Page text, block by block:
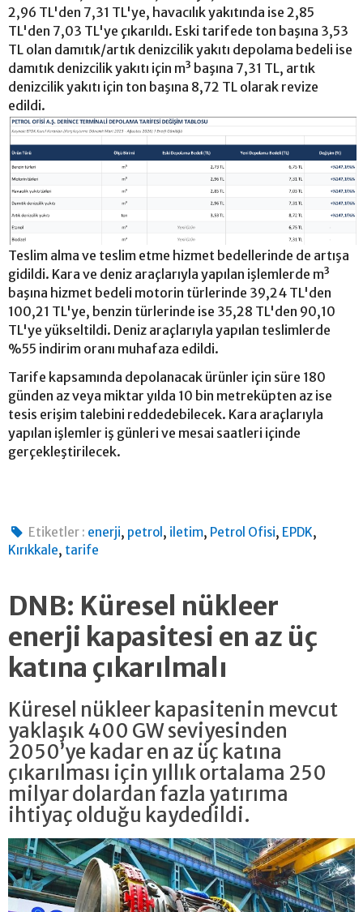
2,96 TL'den 7,31 TL'ye, havacılık yakıtında ise 2,85
TL'den 7,03 TL'ye çıkarıldı. Eski tarifede ton başına 3,53
TL olan damıtık/artık denizcilik yakıtı depolama bedeli ise
damıtık denizcilik yakıtı için m³ başına 7,31 TL, artık
denizcilik yakıtı için ton başına 8,72 TL olarak revize
edildi.
Teslim alma ve teslim etme hizmet bedellerinde de artışa
gidildi. Kara ve deniz araçlarıyla yapılan işlemlerde m³
başına hizmet bedeli motorin türlerinde 39,24 TL'den
100,21 TL'ye, benzin türlerinde ise 35,28 TL'den 90,10
TL'ye yükseltildi. Deniz araçlarıyla yapılan teslimlerde
%55 indirim oranı muhafaza edildi.
Tarife kapsamında depolanacak ürünler için süre 180
günden az veya miktar yılda 10 bin metreküpten az ise
tesis erişim talebini reddedebilecek. Kara araçlarıyla
yapılan işlemler iş günleri ve mesai saatleri içinde
gerçekleştirilecek.
Etiketler : enerji, petrol , iletim, Petrol Ofisi, EPDK,
Kırıkkale, tarife
DNB: Küresel nükleer
enerji kapasitesi en az üç
katına çıkarılmalı
Küresel nükleer kapasitenin mevcut
yaklaşık 400 GW seviyesinden
2050’ye kadar en az üç katına
çıkarılması için yıllık ortalama 250
milyar dolardan fazla yatırıma
ihtiyaç olduğu kaydedildi.